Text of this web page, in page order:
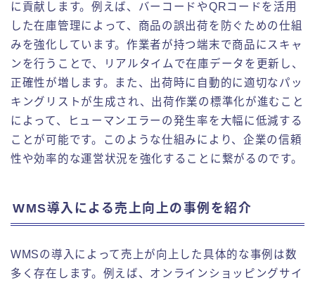
に貢献します。例えば、バーコードやQRコードを活用
した在庫管理によって、商品の誤出荷を防ぐための仕組
みを強化しています。作業者が持つ端末で商品にスキャ
ンを行うことで、リアルタイムで在庫データを更新し、
正確性が増します。また、出荷時に自動的に適切なパッ
キングリストが生成され、出荷作業の標準化が進むこと
によって、ヒューマンエラーの発生率を大幅に低減する
ことが可能です。このような仕組みにより、企業の信頼
性や効率的な運営状況を強化することに繋がるのです。
WMS導入による売上向上の事例を紹介
WMSの導入によって売上が向上した具体的な事例は数
多く存在します。例えば、オンラインショッピングサイ